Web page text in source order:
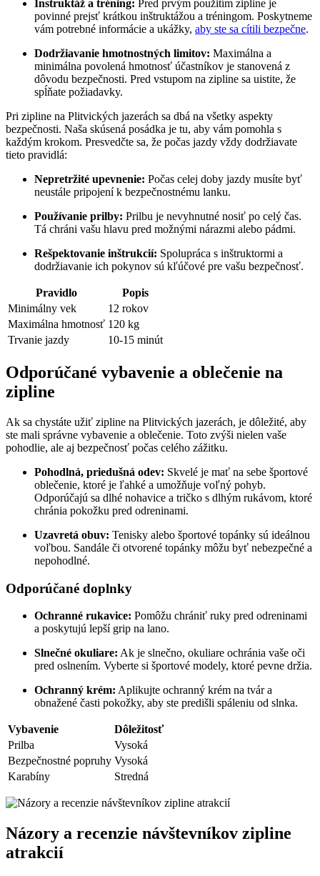
Instruktáž a tréning: Pred prvým použitím zipline je
povinné prejsť krátkou inštruktážou a tréningom. Poskytneme
vám potrebné informácie a ukážky, aby ste sa cítili bezpečne.
Dodržiavanie hmotnostných limitov: Maximálna a
minimálna povolená hmotnosť účastníkov je stanovená z
dôvodu bezpečnosti. Pred vstupom na zipline sa uistite, že
spĺňate požiadavky.
Pri zipline na Plitvických jazerách sa dbá na všetky aspekty
bezpečnosti. Naša skúsená posádka je tu, aby vám pomohla s
každým krokom. Presvedčte sa, že počas jazdy vždy dodržiavate
tieto pravidlá:
Nepretržité upevnenie: Počas celej doby jazdy musíte byť
neustále pripojení k bezpečnostnému lanku.
Používanie prilby: Prilbu je nevyhnutné nosiť po celý čas.
Tá chráni vašu hlavu pred možnými nárazmi alebo pádmi.
Rešpektovanie inštrukcií: Spolupráca s inštruktormi a
dodržiavanie ich pokynov sú kľúčové pre vašu bezpečnosť.
Pravidlo
Popis
Minimálny vek
12 rokov
Maximálna hmotnosť 120 kg
Trvanie jazdy
10-15 minút
Odporúčané vybavenie a oblečenie na
zipline
Ak sa chystáte užiť zipline na Plitvických jazerách, je dôležité, aby
ste mali správne vybavenie a oblečenie. Toto zvýši nielen vaše
pohodlie, ale aj bezpečnosť počas celého zážitku.
Pohodlná, priedušná odev: Skvelé je mať na sebe športové
oblečenie, ktoré je ľahké a umožňuje voľný pohyb.
Odporúčajú sa dlhé nohavice a tričko s dlhým rukávom, ktoré
chránia pokožku pred odreninami.
Uzavretá obuv: Tenisky alebo športové topánky sú ideálnou
voľbou. Sandále či otvorené topánky môžu byť nebezpečné a
nepohodlné.
Odporúčané doplnky
Ochranné rukavice: Pomôžu chrániť ruky pred odreninami
a poskytujú lepší grip na lano.
Slnečné okuliare: Ak je slnečno, okuliare ochránia vaše oči
pred oslnením. Vyberte si športové modely, ktoré pevne držia.
Ochranný krém: Aplikujte ochranný krém na tvár a
obnažené časti pokožky, aby ste predišli spáleniu od slnka.
Vybavenie
Dôležitosť
Prilba
Vysoká
Bezpečnostné popruhy Vysoká
Karabíny
Stredná
Názory a recenzie návštevníkov zipline
atrakcií